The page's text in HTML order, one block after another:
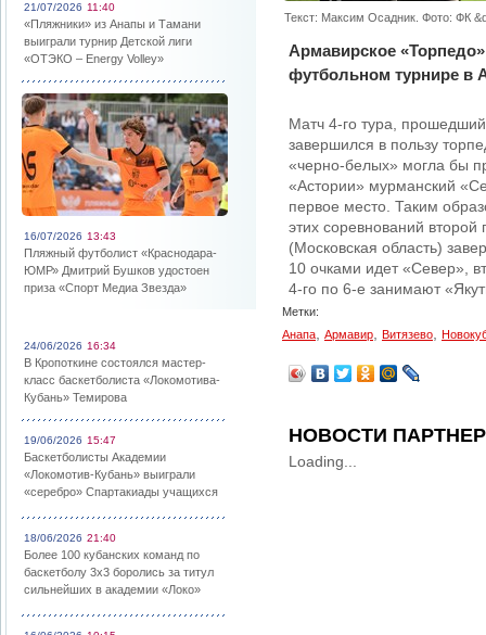
21/07/2026 11:40
«Пляжники» из Анапы и Тамани
выиграли турнир Детской лиги
«ОТЭКО – Energy Volley»
16/07/2026 13:43
Пляжный футболист «Краснодара-
ЮМР» Дмитрий Бушков удостоен
приза «Спорт Медиа Звезда»
24/06/2026 16:34
В Кропоткине состоялся мастер-
класс баскетболиста «Локомотива-
Кубань» Темирова
19/06/2026 15:47
Баскетболисты Академии
«Локомотив-Кубань» выиграли
«серебро» Спартакиады учащихся
18/06/2026 21:40
Более 100 кубанских команд по
баскетболу 3х3 боролись за титул
сильнейших в академии «Локо»
Текст: Максим Осадник. Фото: ФК
Армавирское
футбольном турнире в
Матч 4-го тура,
завершился в пользу
«черно-белых» могла бы
«Астории» мурманский
первое место. Таким
этих соревнований
(Московская область)
10 очками идет «Север»,
4-го по 6-е занимают
Метки:
Анапа
Армавир Витязево
НОВОСТИ
Loading...